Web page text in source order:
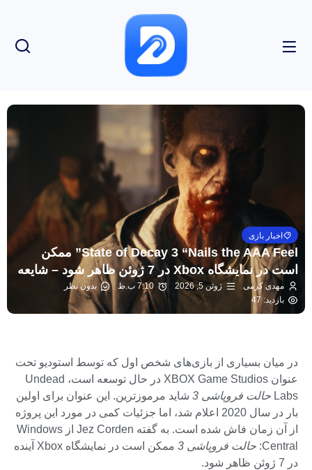
اخبار بازی
State of Decay 3 “Nails the AAA Feel” ممکن
است در نمایشگاه Xbox در 7 ژوئن ظاهر شود – شایعه
مهدی کرمی ژوئن 5, 2026 7:10 ب.ظ
بدون نظر
بازدید: 47
در میان بسیاری از بازی‌های شخص اول که توسط استودیو تحت
عنوان XBOX Game Studios در حال توسعه است، Undead
Labs حالت فروپاشی 3
شاید مرموزترین. این عنوان برای اولین
بار در سال 2020 اعلام شد، اما جزئیات کمی در مورد این پروژه
از آن زمان فاش شده است. به گفته Jez Corden از Windows
Central: حالت فروپاشی 3
ممکن است در نمایشگاه Xbox آینده
در 7 ژوئن ظاهر شود.